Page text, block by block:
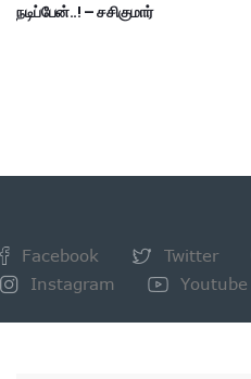
நடிப்பேன்..! – சசிகுமார்
Facebook Twitter
Instagram
Youtube